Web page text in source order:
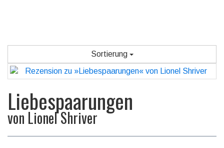
Sortierung
Liebespaarungen
von Lionel Shriver